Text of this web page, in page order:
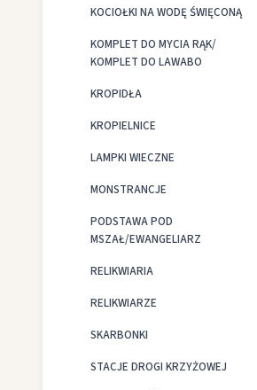
KOCIOŁKI NA WODĘ ŚWIĘCONĄ
KOMPLET DO MYCIA RĄK/
KOMPLET DO LAWABO
KROPIDŁA
KROPIELNICE
LAMPKI WIECZNE
MONSTRANCJE
PODSTAWA POD
MSZAŁ/EWANGELIARZ
RELIKWIARIA
RELIKWIARZE
SKARBONKI
STACJE DROGI KRZYŻOWEJ